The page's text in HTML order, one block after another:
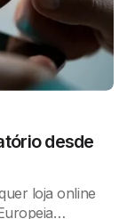
desde
loja online